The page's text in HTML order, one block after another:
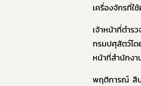
เครื่องจักรที่ใ
เจ้าหน้าที่ตำร
กรมปศุสัตว์โด
หน้าที่สำนักง
พฤติการณ์ สื